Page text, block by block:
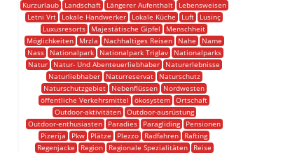
Kurzurlaub
Landschaft Längerer Aufenthalt
Lebensweisen
Letni Vrt
Lokale Handwerker Lokale Küche Luft
Lusinç
Luxusresorts
Majestätische Gipfel
Menschheit
Möglichkeiten
Mrzla Nachhaltiges Reisen Nahe
Name
Nass
Nationalpark Nationalpark Triglav
Nationalparks
Natur
Natur- Und Abenteuerliebhaber
Naturerlebnisse
Naturliebhaber
Naturreservat
Naturschutz
Naturschutzgebiet
Nebenflüssen
Nordwesten
öffentliche Verkehrsmittel
ökosystem Ortschaft
Outdoor-aktivitäten
Outdoor-ausrüstung
Outdoor-enthusiasten
Paradies Paragliding
Pensionen
Pizerija
Pkw Plätze Plezzo Radfahren
Rafting
Regenjacke
Region Regionale Spezialitäten
Reise